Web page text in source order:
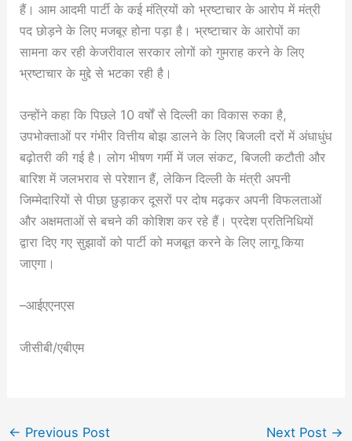
हैं। आम आदमी पार्टी के कई मंत्रियों को भ्रष्टाचार के आरोप में मंत्री
पद छोड़ने के लिए मजबूर होना पड़ा है। भ्रष्टाचार के आरोपों का
सामना कर रही केजरीवाल सरकार लोगों को गुमराह करने के लिए
भ्रष्टाचार के मुद्दे से भटका रही है।
उन्होंने कहा कि पिछले 10 वर्षों से दिल्ली का विकास रुका है,
उपभोक्ताओं पर गंभीर वित्तीय बोझ डालने के लिए बिजली दरों में अंधाधुंध
बढ़ोतरी की गई है। लोग भीषण गर्मी में जल संकट, बिजली कटौती और
बारिश में जलभराव से परेशान हैं, लेकिन दिल्ली के मंत्री अपनी
जिम्मेदारियों से पीछा छुड़ाकर दूसरों पर दोष मढ़कर अपनी विफलताओं
और अक्षमताओं से बचने की कोशिश कर रहे हैं। प्रदेश प्रतिनिधियों
द्वारा दिए गए सुझावों को पार्टी को मजबूत करने के लिए लागू किया
जाएगा।
–आईएएनएस
जीसीबी/एबीएम
← Previous Post Next Post →